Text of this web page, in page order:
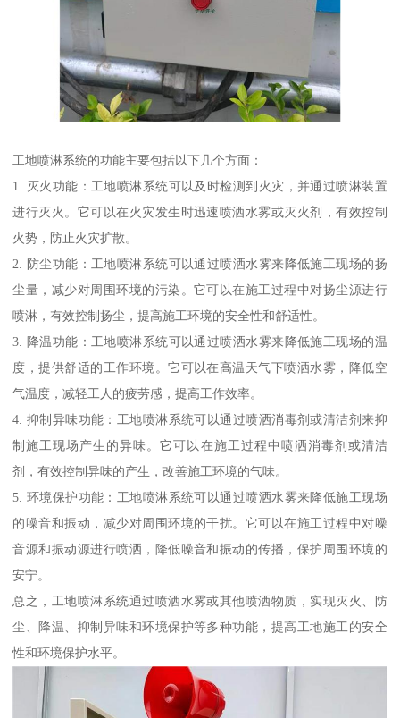
工地喷淋系统的功能主要包括以下几个方面：
1. 灭火功能：工地喷淋系统可以及时检测到火灾，并通过喷淋装置
进行灭火。它可以在火灾发生时迅速喷洒水雾或灭火剂，有效控制
火势，防止火灾扩散。
2. 防尘功能：工地喷淋系统可以通过喷洒水雾来降低施工现场的扬
尘量，减少对周围环境的污染。它可以在施工过程中对扬尘源进行
喷淋，有效控制扬尘，提高施工环境的安全性和舒适性。
3. 降温功能：工地喷淋系统可以通过喷洒水雾来降低施工现场的温
度，提供舒适的工作环境。它可以在高温天气下喷洒水雾，降低空
气温度，减轻工人的疲劳感，提高工作效率。
4. 抑制异味功能：工地喷淋系统可以通过喷洒消毒剂或清洁剂来抑
制施工现场产生的异味。它可以在施工过程中喷洒消毒剂或清洁
剂，有效控制异味的产生，改善施工环境的气味。
5. 环境保护功能：工地喷淋系统可以通过喷洒水雾来降低施工现场
的噪音和振动，减少对周围环境的干扰。它可以在施工过程中对噪
音源和振动源进行喷洒，降低噪音和振动的传播，保护周围环境的
安宁。
总之，工地喷淋系统通过喷洒水雾或其他喷洒物质，实现灭火、防
尘、降温、抑制异味和环境保护等多种功能，提高工地施工的安全
性和环境保护水平。